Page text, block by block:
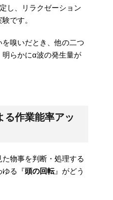
し、リラクゼーション
です。
嗅いだとき、他の二つ
らかにα波の発生量が
る作業能率アッ
物事を判断・処理する
ゆる『頭の回転』がどう